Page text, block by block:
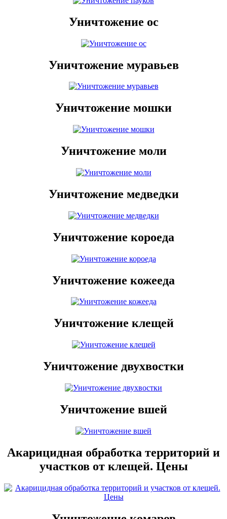
Уничтожение ос
Уничтожение муравьев
Уничтожение мошки
Уничтожение моли
Уничтожение медведки
Уничтожение короеда
Уничтожение кожееда
Уничтожение клещей
Уничтожение двухвостки
Уничтожение вшей
Акарицидная обработка территорий и
участков от клещей. Цены